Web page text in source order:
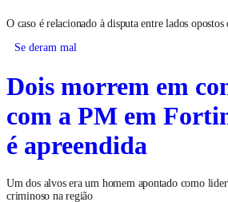
O caso é relacionado à disputa entre lados
Se deram mal
Dois morrem em
com a PM em
é apreendida
Um dos alvos era um homem apontado como
criminoso na região